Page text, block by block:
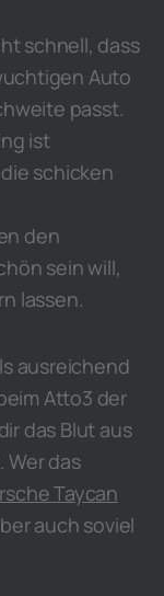
schnell, dass
Auto
passt.
ist
schicken
den
sein will,
lassen.
ausreichend
Atto3 der
das Blut aus
Wer das
Taycan
auch soviel